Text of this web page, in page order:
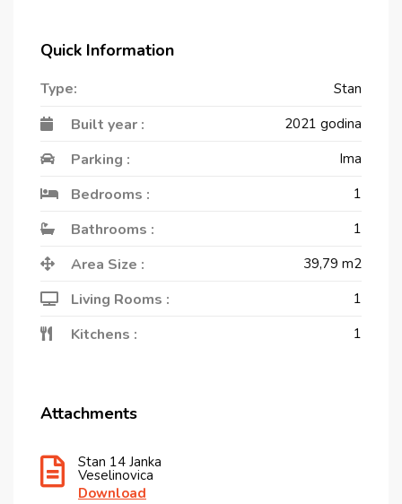
Quick Information
Type: Stan
Built year : 2021 godina
Parking : Ima
Bedrooms : 1
Bathrooms : 1
Area Size : 39,79 m2
Living Rooms : 1
Kitchens : 1
Attachments
Stan 14 Janka
Veselinovica
Download